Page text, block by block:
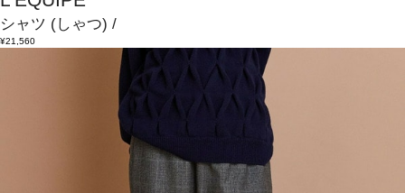
シャツ (しゃつ) /
¥21,560